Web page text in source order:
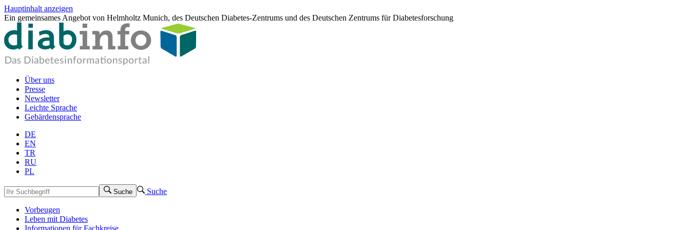
Hauptinhalt anzeigen
Ein gemeinsames Angebot von Helmholtz Munich, des Deutschen Diabetes-Zentrums und des Deutschen Zentrums für Diabetesforschung
Über uns
Presse
Newsletter
Leichte Sprache
Gebärdensprache
DE
EN
TR
RU
PL
Suche Suche
Vorbeugen
Leben mit Diabetes
Informationen für Fachkreise